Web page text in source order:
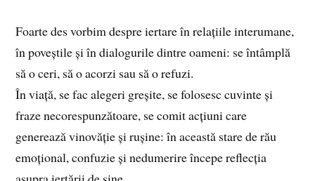
Foarte des vorbim despre iertare în relațiile interumane,
în poveștile și în dialogurile dintre oameni: se întâmplă
să o ceri, să o acorzi sau să o refuzi.
În viață, se fac alegeri greșite, se folosesc cuvinte și
fraze necorespunzătoare, se comit acțiuni care
generează vinovăție și rușine: în această stare de rău
emoțional, confuzie și nedumerire începe reflecția